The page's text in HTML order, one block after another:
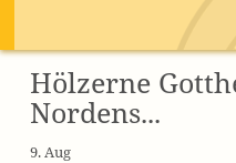
Hölzerne
Nordens...
9. Aug